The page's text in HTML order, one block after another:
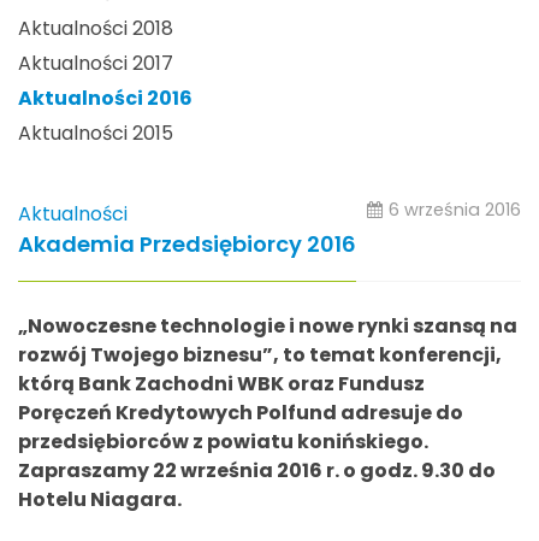
Aktualności 2018
Aktualności 2017
Aktualności 2016
Aktualności 2015
Aktualności 6 września 2016
Akademia Przedsiębiorcy 2016
„Nowoczesne technologie i nowe rynki szansą na
rozwój Twojego biznesu”, to temat konferencji,
którą Bank Zachodni WBK oraz Fundusz
Poręczeń Kredytowych Polfund adresuje do
przedsiębiorców z powiatu konińskiego.
Zapraszamy 22 września 2016 r. o godz. 9.30 do
Hotelu Niagara.